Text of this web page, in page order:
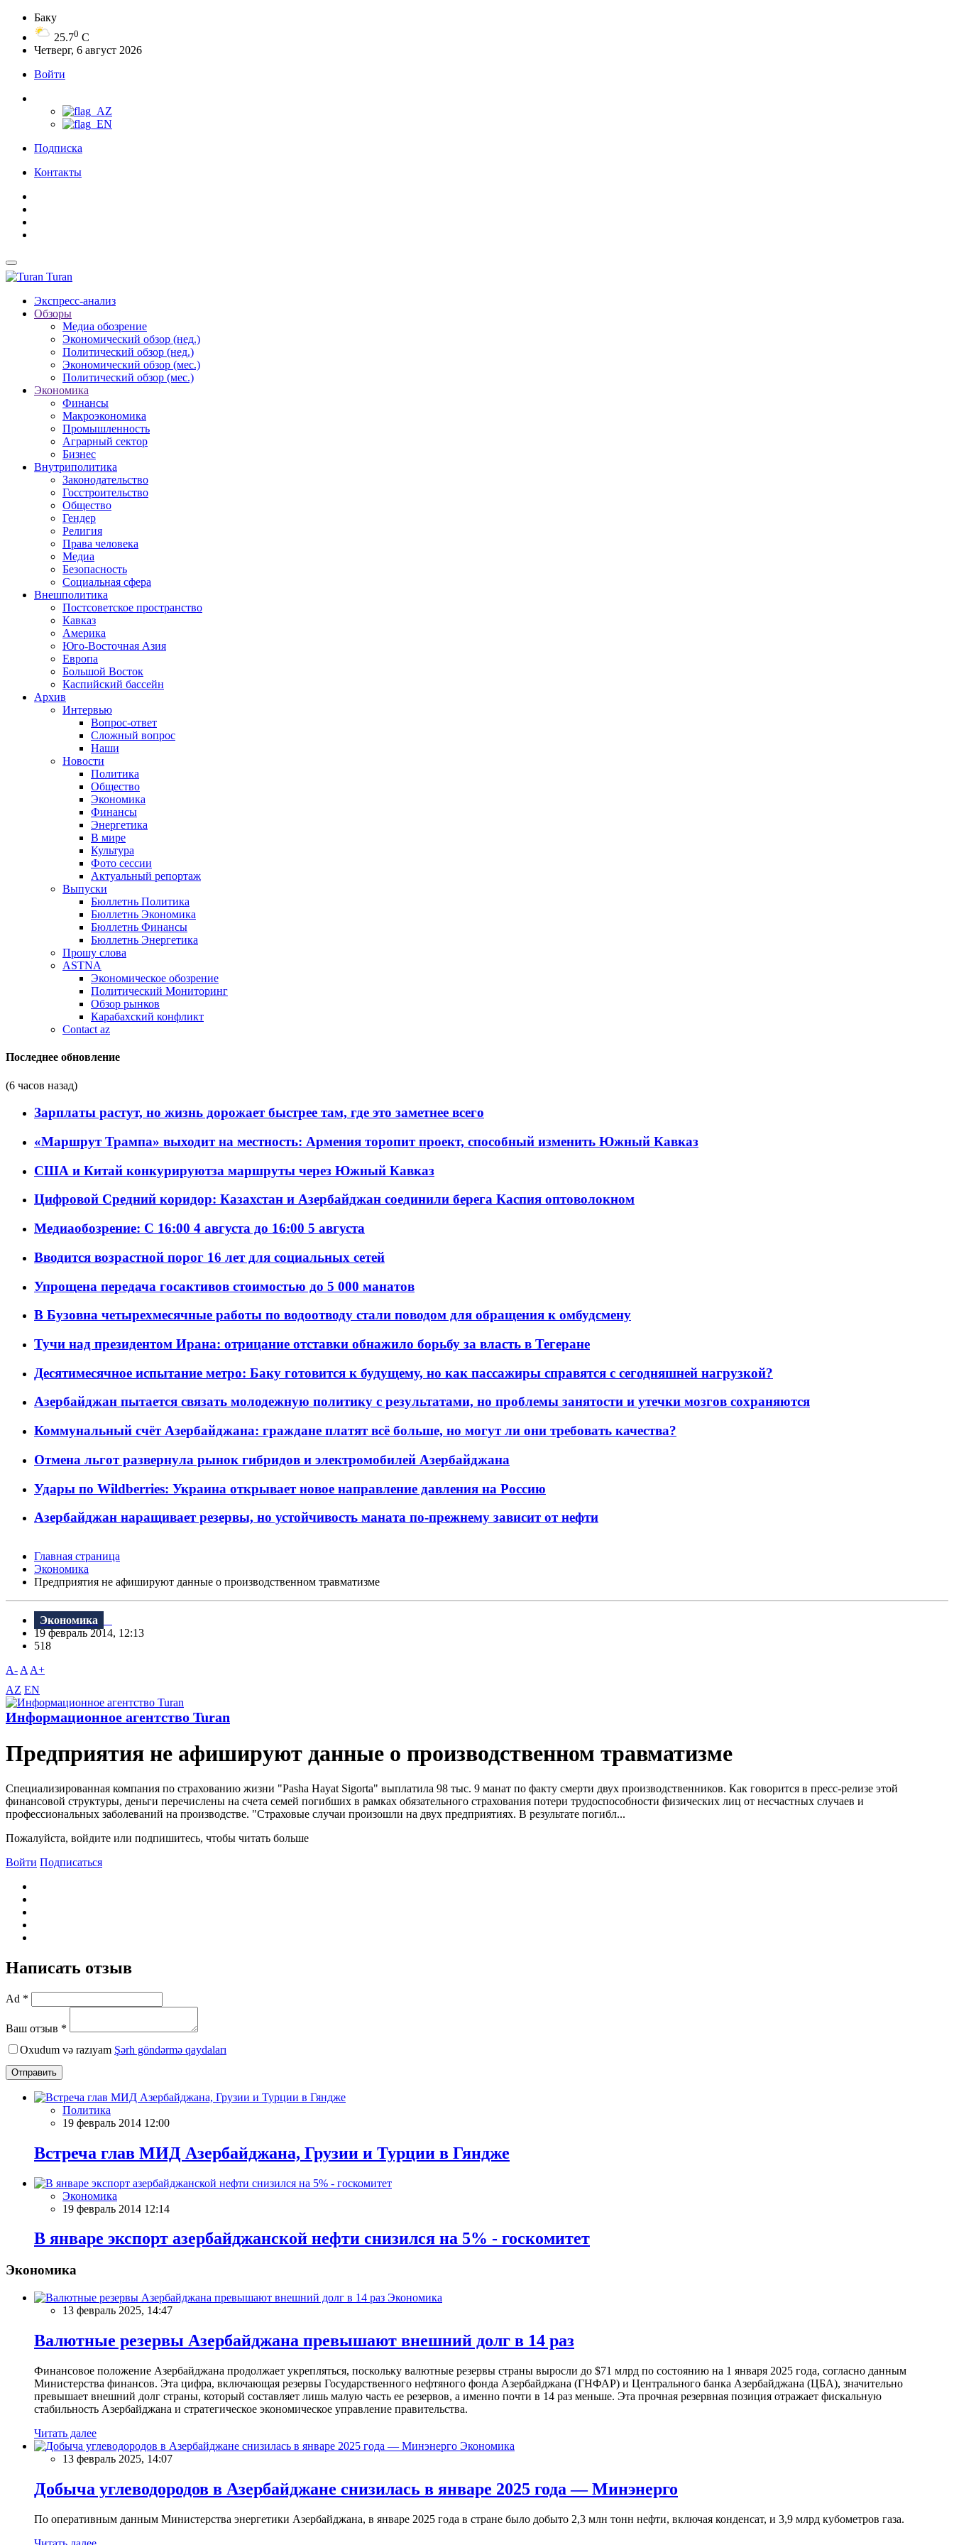
Баку
25.70 C
Четверг, 6 август 2026
Войти
Подписка
Контакты
Turan
Экспресс-анализ
Обзоры
Медиа обозрение
Экономический обзор (нед.)
Политический обзор (нед.)
Экономический обзор (мес.)
Политический обзор (мес.)
Экономика
Финансы
Макроэкономика
Промышленность
Аграрный сектор
Бизнес
Внутриполитика
Законодательство
Госстроительство
Общество
Гендер
Религия
Права человека
Медиа
Безопасность
Социальная сфера
Внешполитика
Постсоветское пространство
Кавказ
Америка
Юго-Восточная Азия
Европа
Большой Восток
Каспийский бассейн
Архив
Интервью
Вопрос-ответ
Сложный вопрос
Наши
Новости
Политика
Общество
Экономика
Финансы
Энергетика
В мире
Культура
Фото сессии
Актуальный репортаж
Выпуски
Бюллетнь Политика
Бюллетнь Экономика
Бюллетнь Финансы
Бюллетнь Энергетика
Прошу слова
ASTNA
Экономическое обозрение
Политический Мониторинг
Обзор рынков
Карабахский конфликт
Contact az
Последнее обновление
(6 часов назад)
Зарплаты растут, но жизнь дорожает быстрее там, где это заметнее всего
«Маршрут Трампа» выходит на местность: Армения торопит проект, способный изменить Южный Кавказ
США и Китай конкурируютза маршруты через Южный Кавказ
Цифровой Средний коридор: Казахстан и Азербайджан соединили берега Каспия оптоволокном
Медиаобозрение: С 16:00 4 августа до 16:00 5 августа
Вводится возрастной порог 16 лет для социальных сетей
Упрощена передача госактивов стоимостью до 5 000 манатов
В Бузовна четырехмесячные работы по водоотводу стали поводом для обращения к омбудсмену
Тучи над президентом Ирана: отрицание отставки обнажило борьбу за власть в Тегеране
Десятимесячное испытание метро: Баку готовится к будущему, но как пассажиры справятся с сегодняшней нагрузкой?
Азербайджан пытается связать молодежную политику с результатами, но проблемы занятости и утечки мозгов сохраняются
Коммунальный счёт Азербайджана: граждане платят всё больше, но могут ли они требовать качества?
Отмена льгот развернула рынок гибридов и электромобилей Азербайджана
Удары по Wildberries: Украина открывает новое направление давления на Россию
Азербайджан наращивает резервы, но устойчивость маната по-прежнему зависит от нефти
Главная страница
Экономика
Предприятия не афишируют данные о производственном травматизме
Экономика
19 февраль 2014, 12:13
518
A- A A+
AZ EN
Информационное агентство Turan
Предприятия не афишируют данные о производственном травматизме
Специализированная компания по страхованию жизни "Pasha Hayat Sigorta" выплатила 98 тыс. 9 манат по факту смерти двух производственников. Как говорится в пресс-релизе этой
финансовой структуры, деньги перечислены на счета семей погибших в рамках обязательного страхования потери трудоспособности физических лиц от несчастных случаев и
профессиональных заболеваний на производстве. "Страховые случаи произошли на двух предприятиях. В результате погибл...
Пожалуйста, войдите или подпишитесь, чтобы читать больше
Войти Подписаться
Написать отзыв
Ad *
Ваш отзыв *
Oxudum və razıyam Şərh göndərmə qaydaları
Отправить
Политика
19 февраль 2014 12:00
Встреча глав МИД Азербайджана, Грузии и Турции в Гяндже
Экономика
19 февраль 2014 12:14
В январе экспорт азербайджанской нефти снизился на 5% - госкомитет
Экономика
Экономика
13 февраль 2025, 14:47
Валютные резервы Азербайджана превышают внешний долг в 14 раз
Финансовое положение Азербайджана продолжает укрепляться, поскольку валютные резервы страны выросли до $71 млрд по состоянию на 1 января 2025 года, согласно данным
Министерства финансов. Эта цифра, включающая резервы Государственного нефтяного фонда Азербайджана (ГНФАР) и Центрального банка Азербайджана (ЦБА), значительно
превышает внешний долг страны, который составляет лишь малую часть ее резервов, а именно почти в 14 раз меньше. Эта прочная резервная позиция отражает фискальную
стабильность Азербайджана и стратегическое экономическое управление правительства.
Читать далее
Экономика
13 февраль 2025, 14:07
Добыча углеводородов в Азербайджане снизилась в январе 2025 года — Минэнерго
По оперативным данным Министерства энергетики Азербайджана, в январе 2025 года в стране было добыто 2,3 млн тонн нефти, включая конденсат, и 3,9 млрд кубометров газа.